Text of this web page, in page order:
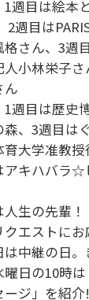
1週目は絵本
2週目は
格さん、3週
人小林栄子
ん
1週目は歴史
森、3週目は
育大学准教
アキハバラ☆
人生の先輩
エストにお
中継の日。
日の10時
ージ」を紹介